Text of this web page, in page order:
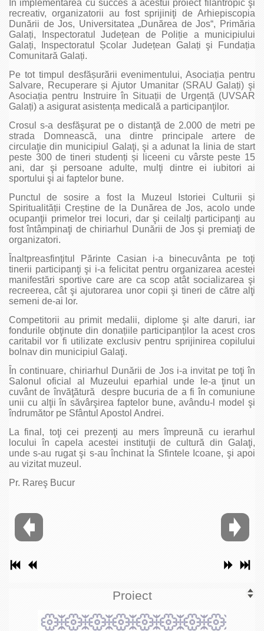
În implementarea cu succes a acestui proiect filantropic şi
recreativ, organizatorii au fost sprijiniţi de Arhiepiscopia
Dunării de Jos, Universitatea „Dunărea de Jos“, Primăria
Galați, Inspectoratul Județean de Poliție a municipiului
Galați, Inspectoratul Școlar Județean Galați şi Fundația
Comunitară Galați.
Pe tot timpul desfășurării evenimentului, Asociația pentru
Salvare, Recuperare și Ajutor Umanitar (SRAU Galați) şi
Asociația pentru Instruire în Situații de Urgență (UVSAR
Galați) a asigurat asistența medicală a participanţilor.
Crosul s-a desfăşurat pe o distanţă de 2.000 de metri pe
strada Domnească, una dintre principale artere de
circulaţie din municipiul Galaţi, şi a adunat la linia de start
peste 300 de tineri studenți și liceeni cu vârste peste 15
ani, dar şi persoane adulte, mulţi dintre ei iubitori ai
sportului şi ai faptelor bune.
Punctul de sosire a fost la Muzeul Istoriei Culturii și
Spiritualității Creștine de la Dunărea de Jos, acolo unde
ocupanţii primelor trei locuri, dar şi ceilalţi participanţi au
fost întâmpinaţi de chiriarhul Dunării de Jos şi premiaţi de
organizatori.
Înaltpreasfinţitul Părinte Casian i-a binecuvânta pe toţi
tinerii participanţi şi i-a felicitat pentru organizarea acestei
manifestări sportive care are ca scop atât socializarea şi
recreerea, cât şi ajutorarea unor copii şi tineri de către alţi
semeni de-ai lor.
Competitorii au primit medalii, diplome şi alte daruri, iar
fondurile obţinute din donațiile participanților la acest cros
caritabil vor fi utilizate exclusiv pentru sprijinirea copilului
bolnav din municipiul Galaţi.
În continuare, chiriarhul Dunării de Jos i-a invitat pe toţi în
Salonul oficial al Muzeului eparhial unde le-a ţinut un
cuvânt de învăţătură despre bucuria de a fi în comuniune
unii cu alţii în săvârşirea faptelor bune, avându-l model şi
îndrumător pe Sfântul Apostol Andrei.
La final, toţi cei prezenţi au mers împreună cu ierarhul
locului în capela acestei instituţii de cultură din Galaţi,
unde s-au rugat şi s-au închinat la Sfintele Icoane, şi apoi
au vizitat muzeul.
Pr. Rareş Bucur
Proiect